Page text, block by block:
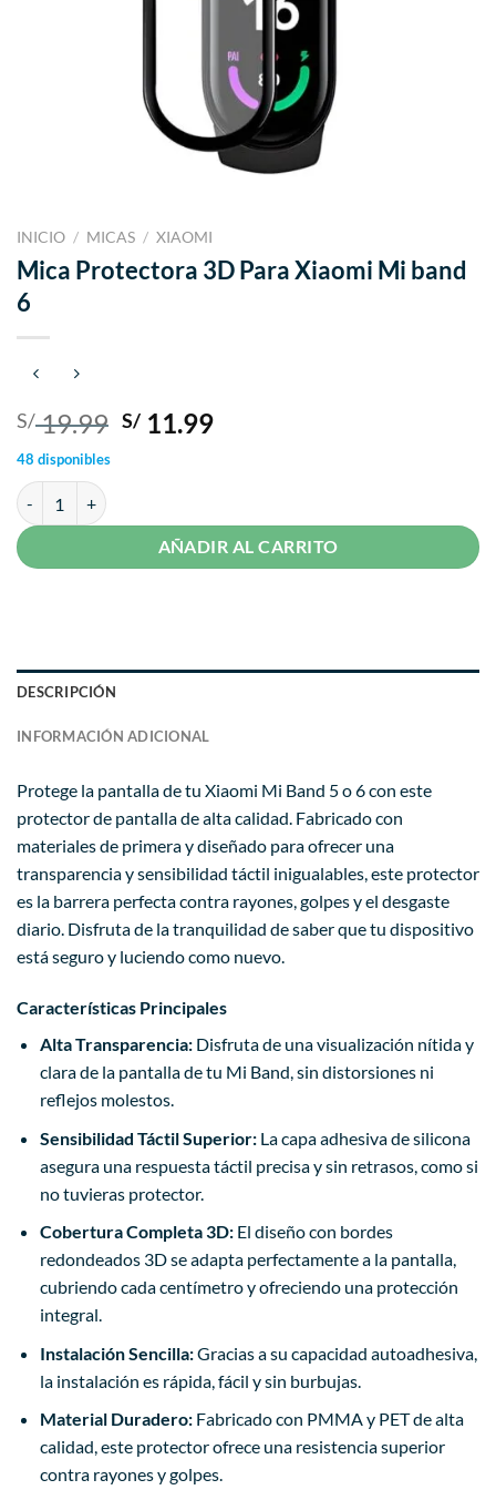
INICIO / MICAS / XIAOMI
Mica Protectora 3D Para Xiaomi Mi band
6
S/19.99 El
S/ 19.99.
S/ 11.99El
S/ 11.99.
48 disponibles
Mica Protectora 3D Para Xiaomi Mi band 6 cantidad
AÑADIR AL CARRITO
DESCRIPCIÓN
INFORMACIÓN ADICIONAL
Protege la pantalla de tu Xiaomi Mi Band 5 o 6 con este
protector de pantalla de alta calidad. Fabricado con
materiales de primera y diseñado para ofrecer una
transparencia y sensibilidad táctil inigualables, este protector
es la barrera perfecta contra rayones, golpes y el desgaste
diario. Disfruta de la tranquilidad de saber que tu dispositivo
está seguro y luciendo como nuevo.
Características Principales
Alta Transparencia:Disfruta de una visualización nítida y
clara de la pantalla de tu Mi Band, sin distorsiones ni
reflejos molestos.
Sensibilidad Táctil Superior:La capa adhesiva de silicona
asegura una respuesta táctil precisa y sin retrasos, como si
no tuvieras protector.
Cobertura Completa 3D:El diseño con bordes
redondeados 3D se adapta perfectamente a la pantalla,
cubriendo cada centímetro y ofreciendo una protección
integral.
Instalación Sencilla:Gracias a su capacidad autoadhesiva,
la instalación es rápida, fácil y sin burbujas.
Material Duradero:Fabricado con PMMA y PET de alta
calidad, este protector ofrece una resistencia superior
contra rayones y golpes.